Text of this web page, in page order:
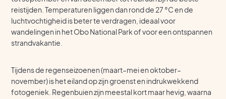
reistijden. Temperaturen liggen dan rond de 27 °C en de
luchtvochtigheid is beter te verdragen, ideaal voor
wandelingen in het Obo National Park of voor een ontspannen
strandvakantie.
Tijdens de regenseizoenen (maart–mei en oktober–
november) is het eiland op zijn groenst en indrukwekkend
fotogeniek. Regenbuien zijn meestal kort maar hevig, waarna